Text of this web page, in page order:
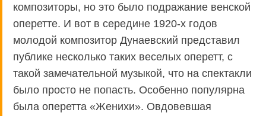
композиторы, но это было подражание венской
оперетте. И вот в середине 1920-х годов
молодой композитор Дунаевский представил
публике несколько таких веселых оперетт, с
такой замечательной музыкой, что на спектакли
было просто не попасть. Особенно популярна
была оперетта «Женихи». Овдовевшая